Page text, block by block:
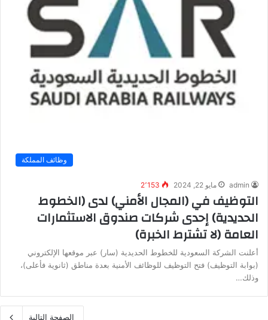
وظائف المملكة
admin مايو 22, 2024 2٬153
التوظيف في (المجال الأمني) لدى (الخطوط
الحديدية) إحدى شركات صندوق الاستثمارات
العامة (لا تشترط الخبرة)
أعلنت الشركة السعودية للخطوط الحديدية (سار) عبر موقعها الإلكتروني
(بوابة التوظيف) فتح التوظيف للوظائف الأمنية بعدة مناطق (ثانوية فأعلى)،
وذلك…
الصفحة التالية